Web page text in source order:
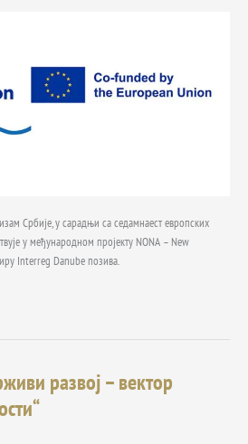
Србије, у сарадњи са седамнаест европских
у међународном пројекту NONA – New
Interreg Danube позива.
развој – вектор